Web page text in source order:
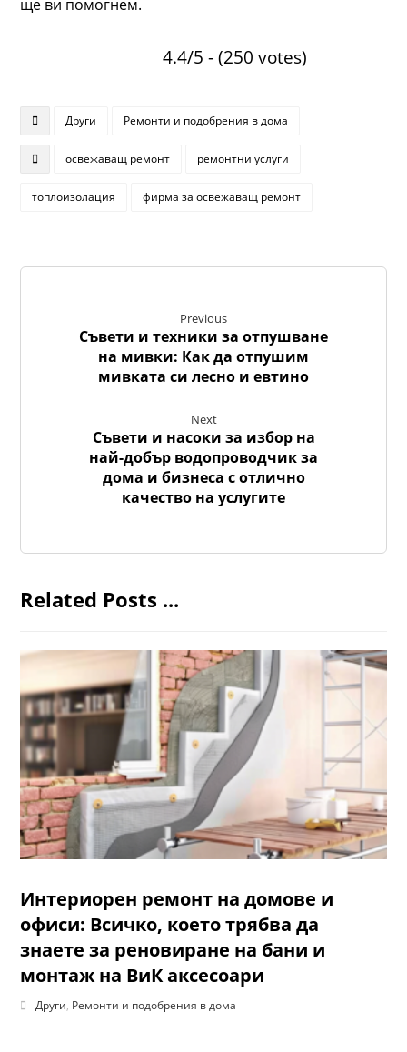
ще ви помогнем.
4.4/5 - (250 votes)
Други Ремонти и подобрения в дома
освежаващ ремонт ремонтни услуги
топлоизолация фирма за освежаващ ремонт
Previous
Съвети и техники за отпушване
на мивки: Как да отпушим
мивката си лесно и евтино
Next
Съвети и насоки за избор на
най-добър водопроводчик за
дома и бизнеса с отлично
качество на услугите
Related Posts ...
Интериорен ремонт на домове и
офиси: Всичко, което трябва да
знаете за реновиране на бани и
монтаж на ВиК аксесоари
Други, Ремонти и подобрения в дома